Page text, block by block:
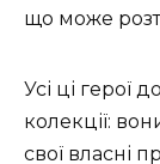
що може
Усі ці герої
колекції:
свої власні